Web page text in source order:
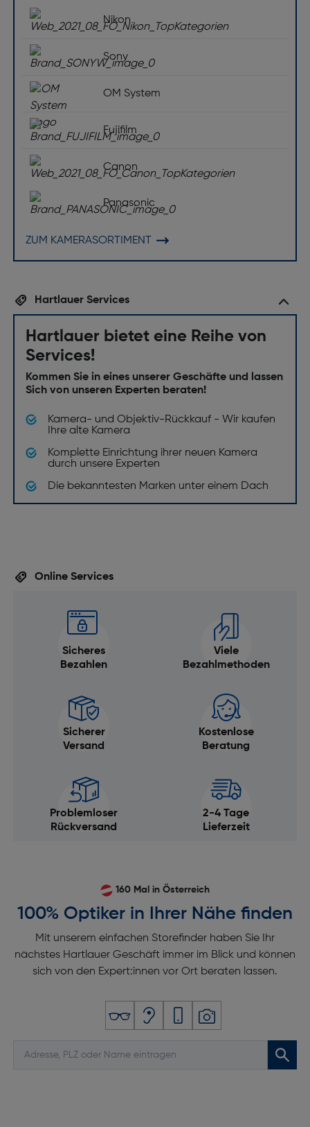
Nikon
Sony
OM System
Fujifilm
Canon
Panasonic
ZUM KAMERASORTIMENT
Hartlauer Services
Hartlauer bietet eine Reihe von
Services!
Kommen Sie in eines unserer Geschäfte und lassen
Sich von unseren Experten beraten!
Kamera- und Objektiv-Rückkauf - Wir kaufen
Ihre alte Kamera
Komplette Einrichtung ihrer neuen Kamera
durch unsere Experten
Die bekanntesten Marken unter einem Dach
Online Services
Sicheres
Bezahlen
Viele
Bezahlmethoden
Sicherer
Versand
Kostenlose
Beratung
Problemloser
Rückversand
2-4 Tage
Lieferzeit
160 Mal in Österreich
100% Optiker in Ihrer Nähe finden
Mit unserem einfachen Storefinder haben Sie Ihr
nächstes Hartlauer Geschäft immer im Blick und können
sich von den Expert:innen vor Ort beraten lassen.